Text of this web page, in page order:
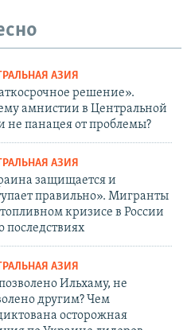
АЗИЯ
решение».
амнистии в Центральной
не панацея от проблемы?
АЗИЯ
защищается и
правильно». Мигранты
кризисе в России
последствиях
АЗИЯ
Ильхаму, не
другим? Чем
осторожная